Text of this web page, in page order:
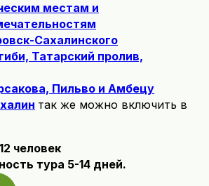
местам и
Сахалинского
Татарский пролив,
Пильво и Амбецу
так же можно включить в
человек
тура 5-14 дней.